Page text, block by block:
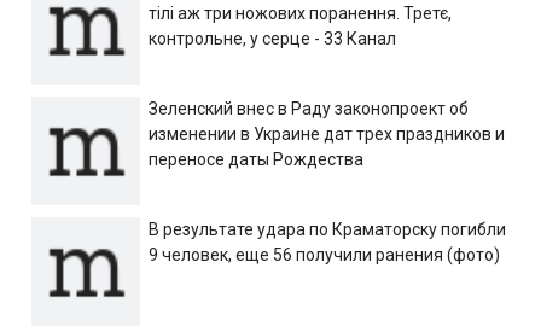
тілі аж три ножових поранення. Третє,
контрольне, у серце - 33 Канал
Зеленский внес в Раду законопроект об
изменении в Украине дат трех праздников и
переносе даты Рождества
В результате удара по Краматорску погибли
9 человек, еще 56 получили ранения (фото)